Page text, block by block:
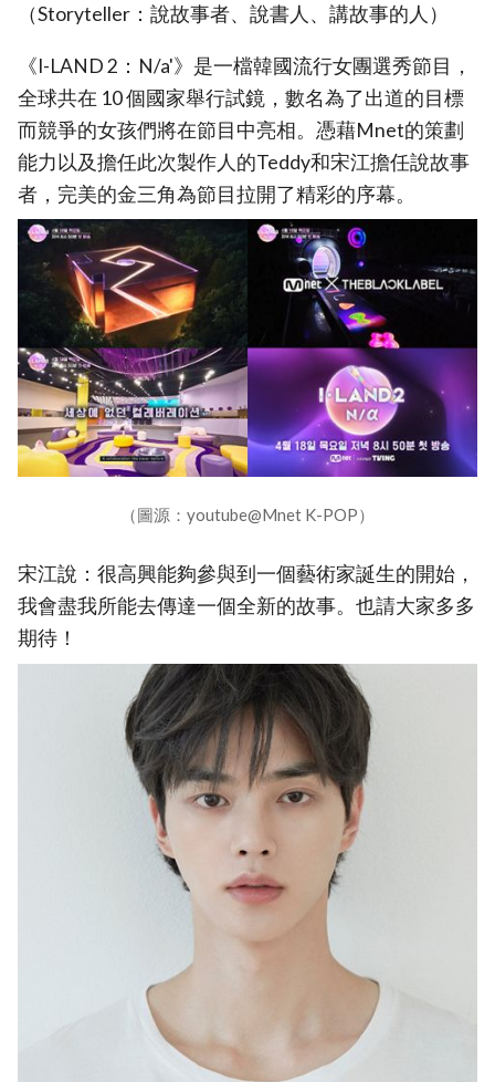
（Storyteller：說故事者、說書人、講故事的人）
《I-LAND 2：N/a'》是一檔韓國流行女團選秀節目，
全球共在 10 個國家舉行試鏡，數名為了出道的目標
而競爭的女孩們將在節目中亮相。憑藉Mnet的策劃
能力以及擔任此次製作人的Teddy和宋江擔任說故事
者，完美的金三角為節目拉開了精彩的序幕。
（圖源：youtube@Mnet K-POP）
宋江說：很高興能夠參與到一個藝術家誕生的開始，
我會盡我所能去傳達一個全新的故事。也請大家多多
期待！